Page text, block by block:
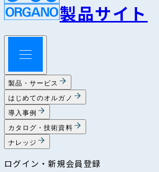
製品サイト
製品・サービス
はじめてのオルガノ
導入事例
カタログ・技術資料
ナレッジ
ログイン・新規会員登録